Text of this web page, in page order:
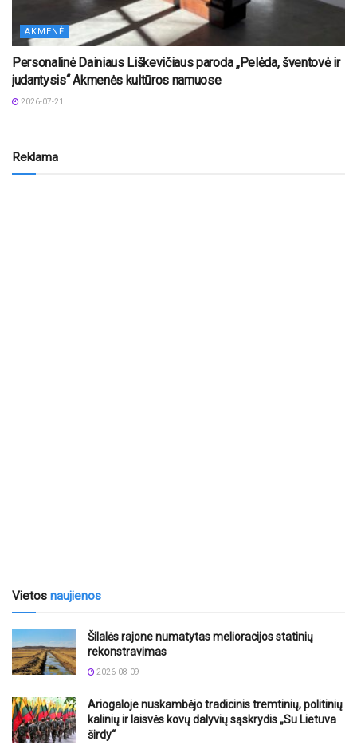
AKMENĖ
Personalinė Dainiaus Liškevičiaus paroda „Pelėda, šventovė ir
judantysis“ Akmenės kultūros namuose
2026-07-21
Reklama
Vietos naujienos
Šilalės rajone numatytas melioracijos statinių
rekonstravimas
2026-08-09
Ariogaloje nuskambėjo tradicinis tremtinių, politinių
kalinių ir laisvės kovų dalyvių sąskrydis „Su Lietuva
širdy“